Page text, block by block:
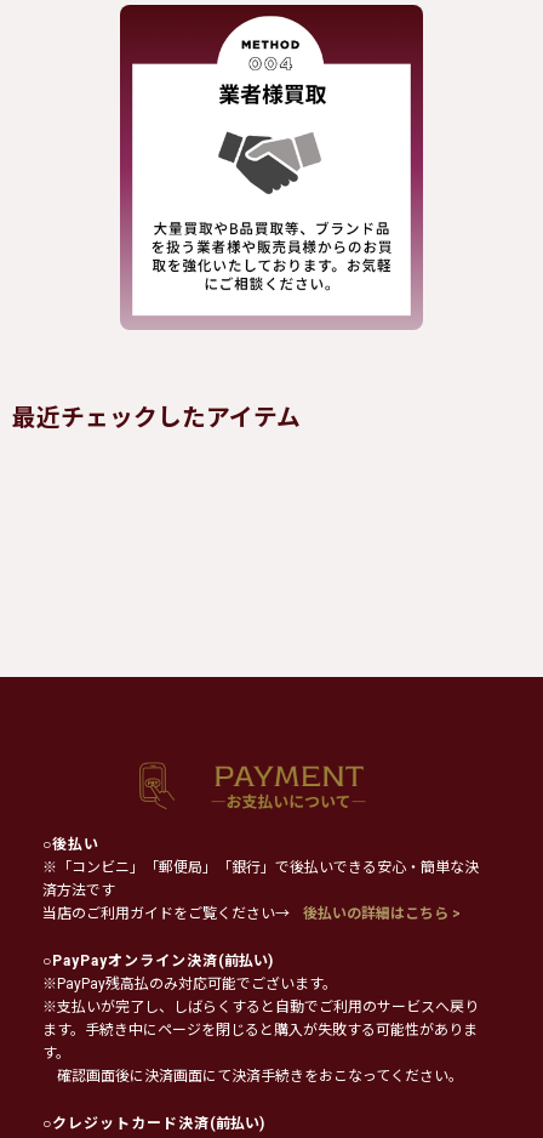
最近チェックしたアイテム
○後払い
※「コンビニ」「郵便局」「銀行」で後払いできる安心・簡単な決
済方法です
当店のご利用ガイドをご覧ください→
後払いの詳細はこちら >
○PayPayオンライン決済(前払い)
※PayPay残高払のみ対応可能でございます。
※支払いが完了し、しばらくすると自動でご利用のサービスへ戻り
ます。手続き中にページを閉じると購入が失敗する可能性がありま
す。
確認画面後に決済画面にて決済手続きをおこなってください。
○クレジットカード決済(前払い)